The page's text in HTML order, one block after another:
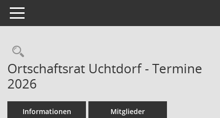
Toggle navigation
Rechercheauswahl
Ortschaftsrat Uchtdorf - Termine
2026
Informationen Mitglieder